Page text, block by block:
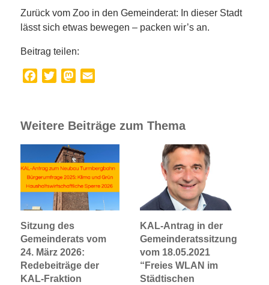
Zurück vom Zoo in den Gemeinderat: In dieser Stadt
lässt sich etwas bewegen – packen wir’s an.
Beitrag teilen:
Facebook
TwitterMastodon
Weitere Beiträge zum Thema
Sitzung des
Gemeinderats vom
24. März 2026:
Redebeiträge der
KAL-Fraktion
KAL-Antrag in der
Gemeinderatssitzung
vom 18.05.2021
“Freies WLAN im
Städtischen